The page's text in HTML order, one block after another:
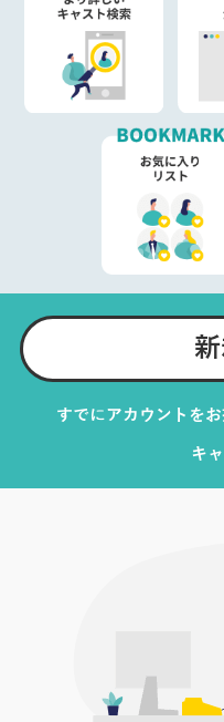
すでにアカウントを
キ